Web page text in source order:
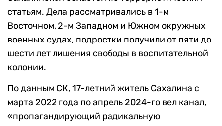
статьям. Дела рассматривались в 1-м
Восточном, 2-м Западном и Южном окружных
военных судах, подростки получили от пяти до
шести лет лишения свободы в воспитательной
колонии.
По данным СК, 17-летний житель Сахалина с
марта 2022 года по апрель 2024-го вел канал,
«пропагандирующий радикальную